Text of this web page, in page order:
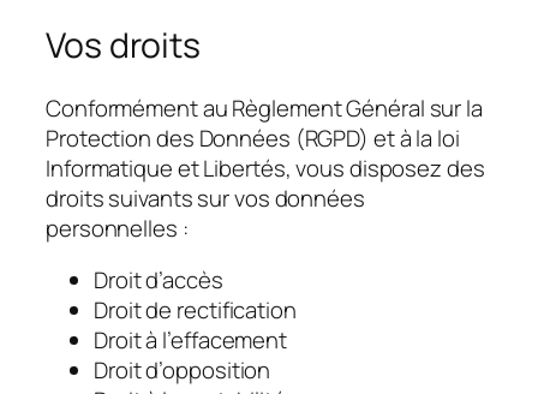
Vos droits
Conformément au Règlement Général sur la
Protection des Données (RGPD) et à la loi
Informatique et Libertés, vous disposez des
droits suivants sur vos données
personnelles :
Droit d’accès
Droit de rectification
Droit à l’effacement
Droit d’opposition